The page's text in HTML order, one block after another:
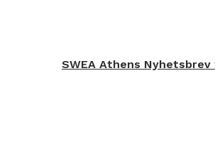
SWEA Athens Nyhetsbrev